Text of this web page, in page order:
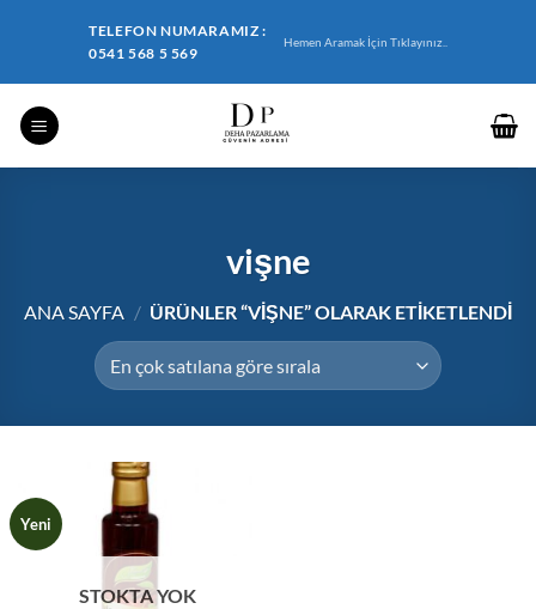
TELEFON NUMARAMIZ :
0541 568 5 569
Hemen Aramak İçin Tıklayınız..
vişne
ANA SAYFA / ÜRÜNLER “VIŞNE” OLARAK ETIKETLENDI
Yeni
STOKTA YOK